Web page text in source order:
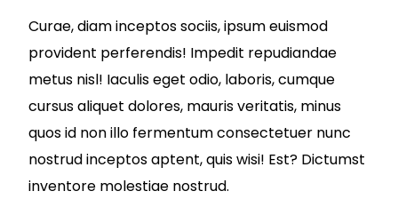
Curae, diam inceptos sociis, ipsum euismod
provident perferendis! Impedit repudiandae
metus nisl! Iaculis eget odio, laboris, cumque
cursus aliquet dolores, mauris veritatis, minus
quos id non illo fermentum consectetuer nunc
nostrud inceptos aptent, quis wisi! Est? Dictumst
inventore molestiae nostrud.